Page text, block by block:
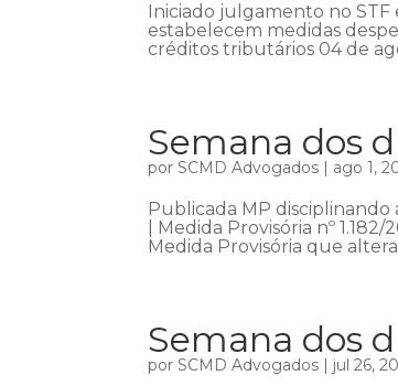
Iniciado julgamento no STF
estabelecem medidas
créditos tributários 04 de
Semana dos
porSCMD Advogados | ago 1,
Publicada MP
| Medida Provisória nº
Medida Provisória que altera
Semana dos
porSCMD Advogados | jul 26,